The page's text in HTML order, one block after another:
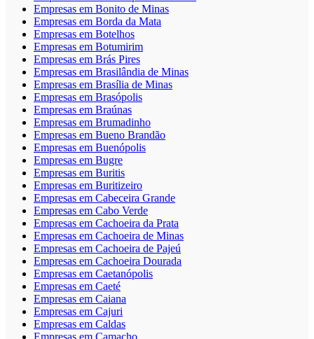
Empresas em Bonito de Minas
Empresas em Borda da Mata
Empresas em Botelhos
Empresas em Botumirim
Empresas em Brás Pires
Empresas em Brasilândia de Minas
Empresas em Brasília de Minas
Empresas em Brasópolis
Empresas em Braúnas
Empresas em Brumadinho
Empresas em Bueno Brandão
Empresas em Buenópolis
Empresas em Bugre
Empresas em Buritis
Empresas em Buritizeiro
Empresas em Cabeceira Grande
Empresas em Cabo Verde
Empresas em Cachoeira da Prata
Empresas em Cachoeira de Minas
Empresas em Cachoeira de Pajeú
Empresas em Cachoeira Dourada
Empresas em Caetanópolis
Empresas em Caeté
Empresas em Caiana
Empresas em Cajuri
Empresas em Caldas
Empresas em Camacho